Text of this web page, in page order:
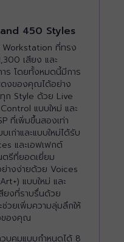
450 Styles
Workstation ที่ทรง
เสียง และ
ร โดยทั้งหมดนี้มีการ
ดงของคุณได้อย่าง
ก Style ด้วย Live
แบบใหม่ และ
ที่เพิ่มขึ้นสองเท่า
ก่าและแบบใหม่ได้รับ
และเอฟเฟกต์
รีที่ยอดเยี่ยม
างง่ายด้วย Voices
แบบใหม่ และ
ยงที่ราบรื่นด้วย
วยเพิ่มความลุ่มลึกให้
ของคุณ
บคุมแบบกำหนดได้ 8